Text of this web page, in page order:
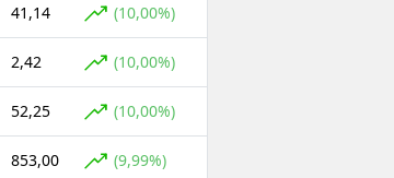
41,14 (10,00%)
2,42 (10,00%)
52,25 (10,00%)
853,00 (9,99%)